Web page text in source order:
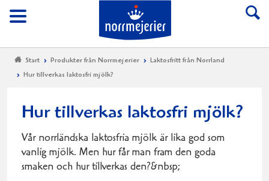
Meny
Till Norrmejerier
Start Produkter från Norrmejerier
Laktosfritt från Norrland
Hur tillverkas laktosfri mjölk?
Hur tillverkas laktosfri mjölk?
Vår norrländska laktosfria mjölk är lika god som
vanlig mjölk. Men hur får man fram den goda
smaken och hur tillverkas den?&nbsp;